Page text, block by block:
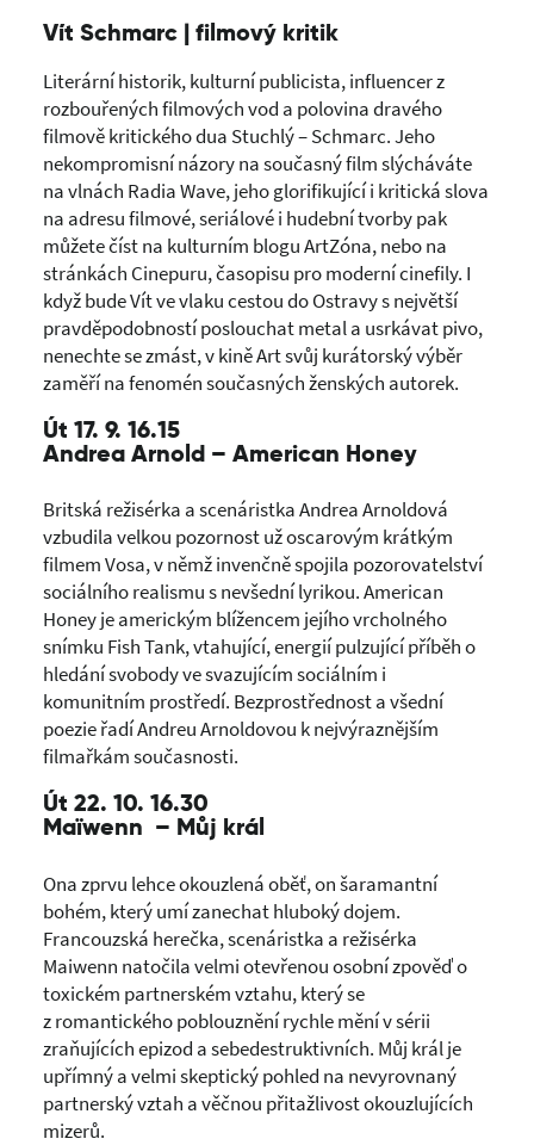
Vít Schmarc | filmový kritik
Literární historik, kulturní publicista, influencer z
rozbouřených filmových vod a polovina dravého
filmově kritického dua Stuchlý – Schmarc. Jeho
nekompromisní názory na současný film slýcháváte
na vlnách Radia Wave, jeho glorifikující i kritická slova
na adresu filmové, seriálové i hudební tvorby pak
můžete číst na kulturním blogu ArtZóna, nebo na
stránkách Cinepuru, časopisu pro moderní cinefily. I
když bude Vít ve vlaku cestou do Ostravy s největší
pravděpodobností poslouchat metal a usrkávat pivo,
nenechte se zmást, v kině Art svůj kurátorský výběr
zaměří na fenomén současných ženských autorek.
Út 17. 9. 16.15
Andrea Arnold – American Honey
Britská režisérka a scenáristka Andrea Arnoldová
vzbudila velkou pozornost už oscarovým krátkým
filmem Vosa, v němž invenčně spojila pozorovatelství
sociálního realismu s nevšední lyrikou. American
Honey je americkým blížencem jejího vrcholného
snímku Fish Tank, vtahující, energií pulzující příběh o
hledání svobody ve svazujícím sociálním i
komunitním prostředí. Bezprostřednost a všední
poezie řadí Andreu Arnoldovou k nejvýraznějším
filmařkám současnosti.
Út 22. 10. 16.30
Maïwenn – Můj král
Ona zprvu lehce okouzlená oběť, on šaramantní
bohém, který umí zanechat hluboký dojem.
Francouzská herečka, scenáristka a režisérka
Maiwenn natočila velmi otevřenou osobní zpověď o
toxickém partnerském vztahu, který se
z romantického poblouznění rychle mění v sérii
zraňujících epizod a sebedestruktivních. Můj král je
upřímný a velmi skeptický pohled na nevyrovnaný
partnerský vztah a věčnou přitažlivost okouzlujících
mizerů.